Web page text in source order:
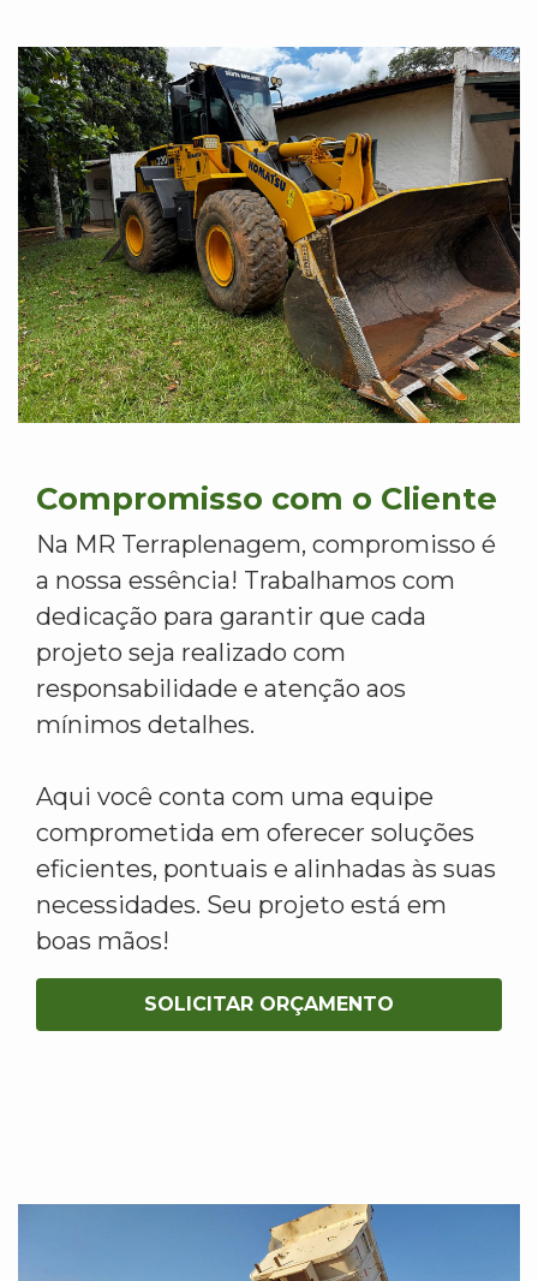
Compromisso com o Cliente
Na MR Terraplenagem, compromisso é
a nossa essência! Trabalhamos com
dedicação para garantir que cada
projeto seja realizado com
responsabilidade e atenção aos
mínimos detalhes.
Aqui você conta com uma equipe
comprometida em oferecer soluções
eficientes, pontuais e alinhadas às suas
necessidades. Seu projeto está em
boas mãos!
SOLICITAR ORÇAMENTO